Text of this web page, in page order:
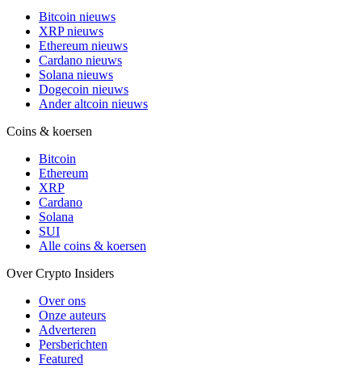
Bitcoin nieuws
XRP nieuws
Ethereum nieuws
Cardano nieuws
Solana nieuws
Dogecoin nieuws
Ander altcoin nieuws
Coins & koersen
Bitcoin
Ethereum
XRP
Cardano
Solana
SUI
Alle coins & koersen
Over Crypto Insiders
Over ons
Onze auteurs
Adverteren
Persberichten
Featured